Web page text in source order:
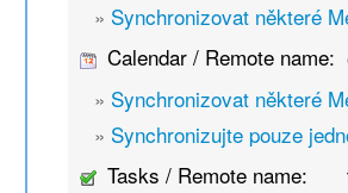
» Synchronizovat některé
Calendar / Remote name:
» Synchronizovat některé
» Synchronizujte pouze
Tasks / Remote name: